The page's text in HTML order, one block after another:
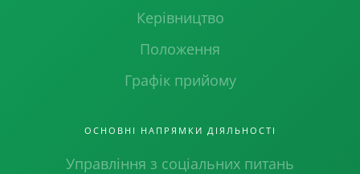
Керівництво
Положення
Графік прийому
ОСНОВНІ НАПРЯМКИ ДІЯЛЬНОСТІ
Управління з соціальних питань